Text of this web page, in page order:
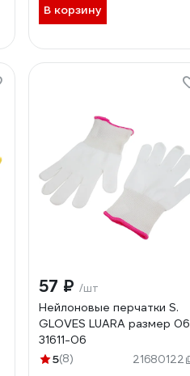
B31XS
В корзину
57 ₽ /шт
Нейлоновые перчатки S.
GLOVES LUARA размер 06
31611-06
5(8) 21680122